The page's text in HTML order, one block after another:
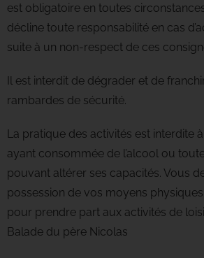
est obligatoire en toutes
décline toute responsabilité en cas
suite à un non-respect de ces
Il est interdit de dégrader et de
rambardes de sécurité.
La pratique des activités est interdite
ayant consommée de l’alcool ou
pouvant altérer ses capacités. Vous
possession de vos moyens
pour prendre part aux activités de
Balade du père Nicolas